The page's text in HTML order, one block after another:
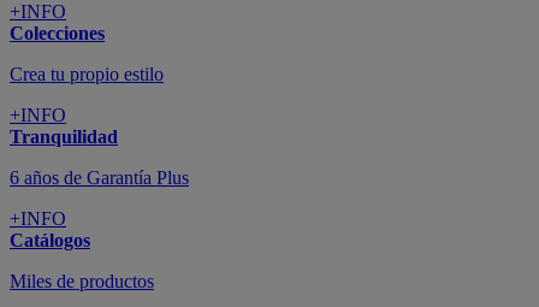
+INFO
Colecciones
Crea tu propio estilo
+INFO
Tranquilidad
6 años de Garantía Plus
+INFO
Catálogos
Miles de productos